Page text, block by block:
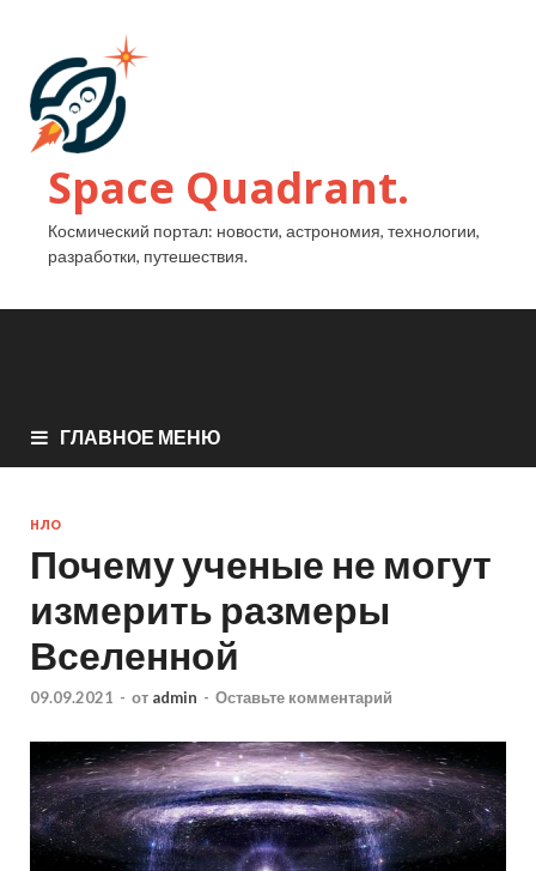
Space Quadrant.
Космический портал: новости, астрономия, технологии,
разработки, путешествия.
ГЛАВНОЕ МЕНЮ
НЛО
Почему ученые не могут
измерить размеры
Вселенной
09.09.2021 - от admin - Оставьте комментарий